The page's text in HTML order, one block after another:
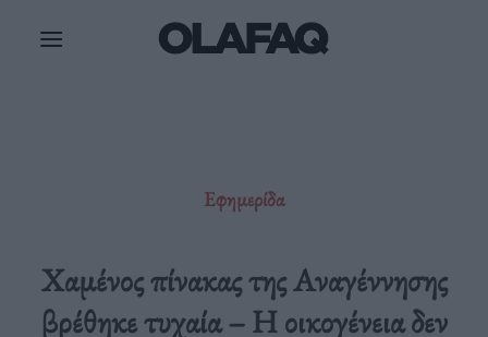
Εφημερίδα
Χαμένος πίνακας της Αναγέννησης
βρέθηκε τυχαία – Η οικογένεια δεν